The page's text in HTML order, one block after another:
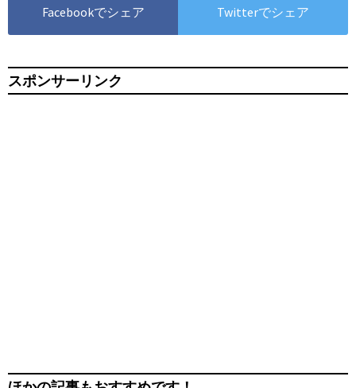
Facebookでシェア Twitterでシェア
スポンサーリンク